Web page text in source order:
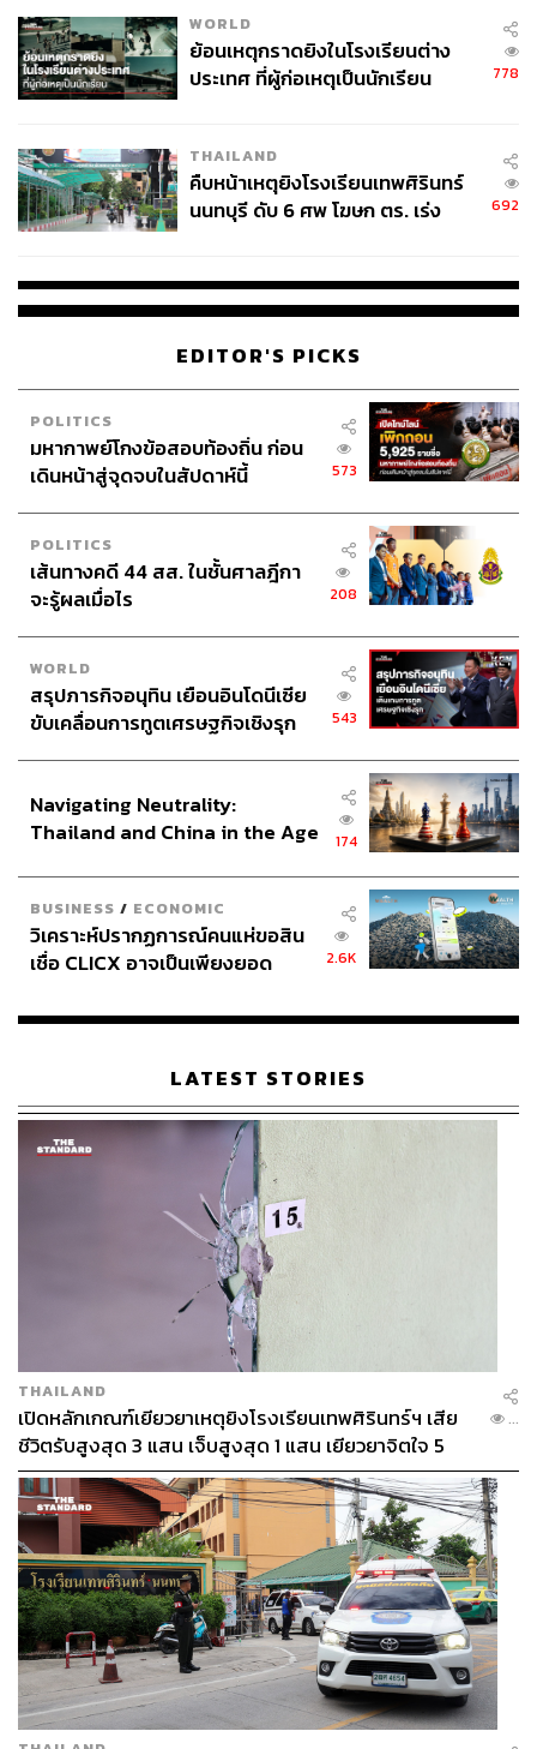
WORLD
ย้อนเหตุกราดยิงในโรงเรียนต่าง
ประเทศ ที่ผู้ก่อเหตุเป็นนักเรียน
778
THAILAND
คืบหน้าเหตุยิงโรงเรียนเทพศิรินทร์
นนทบุรี ดับ 6 ศพ โฆษก ตร. เร่ง
692
EDITOR'S PICKS
POLITICS
มหากาพย์โกงข้อสอบท้องถิ่น ก่อน
เดินหน้าสู่จุดจบในสัปดาห์นี้
573
POLITICS
เส้นทางคดี 44 สส. ในชั้นศาลฎีกา
จะรู้ผลเมื่อไร
208
WORLD
สรุปภารกิจอนุทิน เยือนอินโดนีเซีย
ขับเคลื่อนการทูตเศรษฐกิจเชิงรุก
543
Navigating Neutrality:
Thailand and China in the Age
174
BUSINESS / ECONOMIC
วิเคราะห์ปรากฏการณ์คนแห่ขอสิน
เชื่อ CLICX อาจเป็นเพียงยอด
เรือนไทยที่ถูกซุกไว้
2.6K
LATEST STORIES
THAILAND
เปิดหลักเกณฑ์เยียวยาเหตุยิงโรงเรียนเทพศิรินทร์ฯ เสีย
ชีวิตรับสูงสุด 3 แสน เจ็บสูงสุด 1 แสน เยียวยาจิตใจ 5
ระดับ
...